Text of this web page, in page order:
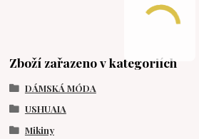
Zboží zařazeno v kategoriích
DÁMSKÁ MÓDA
USHUAIA
Mikiny